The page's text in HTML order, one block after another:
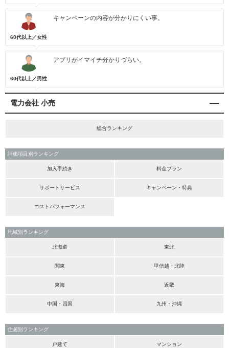
60代以上／女性
キャンペーンの内容が分かりにくい事。
60代以上／男性
アプリがイマイチ分かりづらい。
電力会社 小売
総合ランキング
評価項目別ランキング
加入手続き 料金プラン
サポートサービス キャンペーン・特典
コストパフォーマンス
地域別ランキング
北海道 東北
関東 甲信越・北陸
東海 近畿
中国・四国 九州・沖縄
住居別ランキング
戸建て マンション